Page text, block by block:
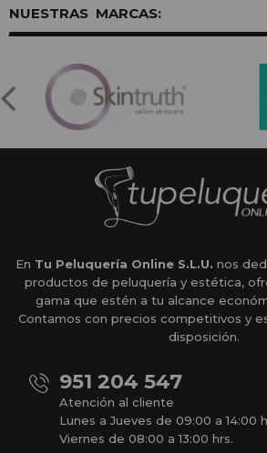
MARCAS:
En Tu Peluquería Online S.L.U. nos
productos de peluquería y estética,
gama que estén a tu alcance
Contamos con precios competitivos y
disposición.
951 204 547
Atención al cliente
Lunes a Jueves de 09:00 a 14:00
Viernes de 08:00 a 13:00 hrs.